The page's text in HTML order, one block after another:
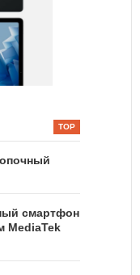
смартфон
MediaTek